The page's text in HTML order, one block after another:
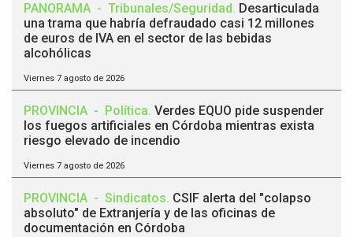
PANORAMA - Tribunales/Seguridad. Desarticulada
una trama que habría defraudado casi 12 millones
de euros de IVA en el sector de las bebidas
alcohólicas
Viernes 7 agosto de 2026
PROVINCIA - Política. Verdes EQUO pide suspender
los fuegos artificiales en Córdoba mientras exista
riesgo elevado de incendio
Viernes 7 agosto de 2026
PROVINCIA - Sindicatos. CSIF alerta del "colapso
absoluto" de Extranjería y de las oficinas de
documentación en Córdoba